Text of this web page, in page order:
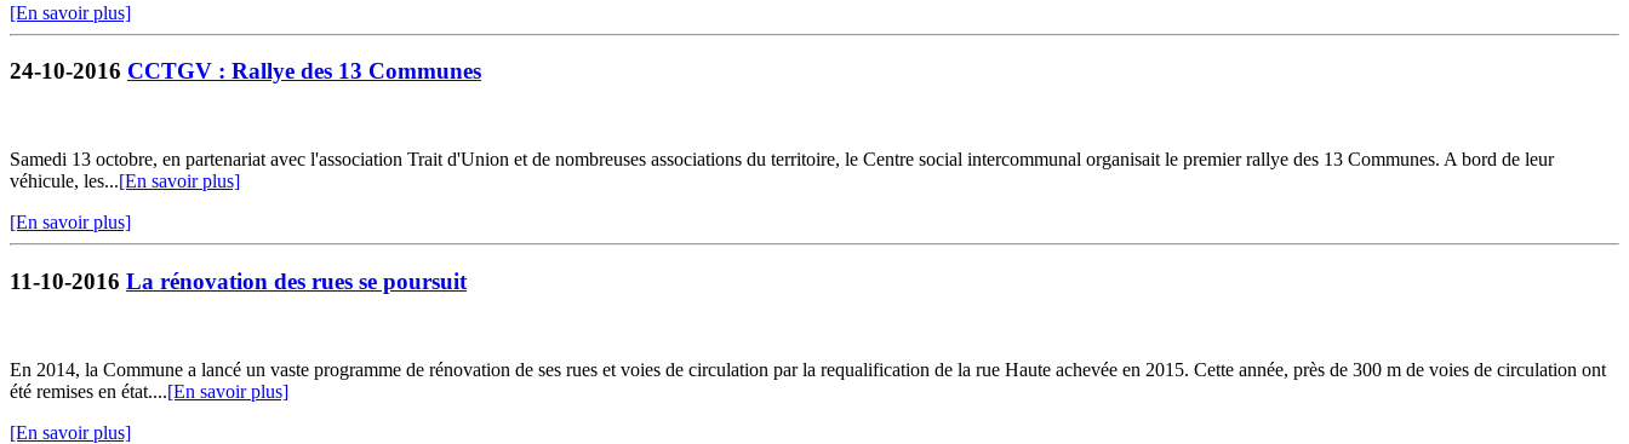
[En savoir plus]
24-10-2016 CCTGV : Rallye des 13 Communes
Samedi 13 octobre, en partenariat avec l'association Trait d'Union et de nombreuses associations du territoire, le Centre social intercommunal organisait le premier rallye des 13 Communes. A bord de leur
véhicule, les...[En savoir plus]
[En savoir plus]
11-10-2016 La rénovation des rues se poursuit
En 2014, la Commune a lancé un vaste programme de rénovation de ses rues et voies de circulation par la requalification de la rue Haute achevée en 2015. Cette année, près de 300 m de voies de circulation ont
été remises en état....[En savoir plus]
[En savoir plus]